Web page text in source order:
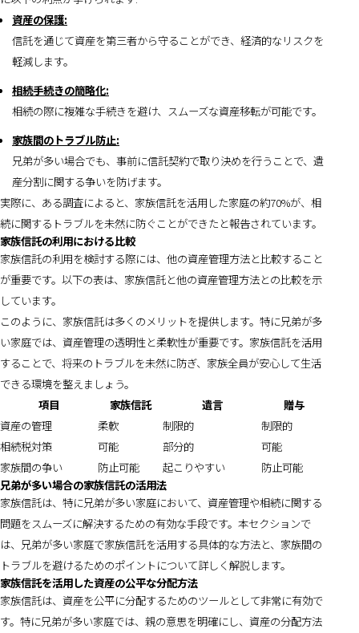
資産の保護:
信託を通じて資産を第三者から守ることができ、経済的なリスクを
軽減します。
相続手続きの簡略化:
相続の際に複雑な手続きを避け、スムーズな資産移転が可能です。
家族間のトラブル防止:
兄弟が多い場合でも、事前に信託契約で取り決めを行うことで、遺
産分割に関する争いを防げます。
実際に、ある調査によると、家族信託を活用した家庭の約70%が、相
続に関するトラブルを未然に防ぐことができたと報告されています。
家族信託の利用における比較
家族信託の利用を検討する際には、他の資産管理方法と比較すること
が重要です。以下の表は、家族信託と他の資産管理方法との比較を示
しています。
このように、家族信託は多くのメリットを提供します。特に兄弟が多
い家庭では、資産管理の透明性と柔軟性が重要です。家族信託を活用
することで、将来のトラブルを未然に防ぎ、家族全員が安心して生活
できる環境を整えましょう。
項目
家族信託 遺言
贈与
資産の管理
柔軟 制限的
制限的
相続税対策
可能 部分的
可能
家族間の争い
防止可能 起こりやすい
防止可能
兄弟が多い場合の家族信託の活用法
家族信託は、特に兄弟が多い家庭において、資産管理や相続に関する
問題をスムーズに解決するための有効な手段です。本セクションで
は、兄弟が多い家庭で家族信託を活用する具体的な方法と、家族間の
トラブルを避けるためのポイントについて詳しく解説します。
家族信託を活用した資産の公平な分配方法
家族信託は、資産を公平に分配するためのツールとして非常に有効で
す。特に兄弟が多い家庭では、親の意思を明確にし、資産の分配方法